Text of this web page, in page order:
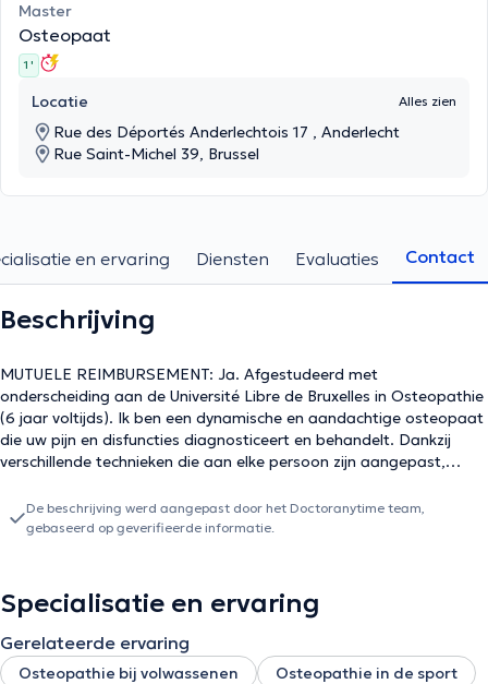
Master
Osteopaat
1 '
Locatie Alles zien
Rue des Déportés Anderlechtois 17 , Anderlecht
Rue Saint-Michel 39, Brussel
en ervaring Diensten Evaluaties Contact
Beschrijving
MUTUELE REIMBURSEMENT: Ja. Afgestudeerd met
onderscheiding aan de Université Libre de Bruxelles in Osteopathie
(6 jaar voltijds). Ik ben een dynamische en aandachtige osteopaat
die uw pijn en disfuncties diagnosticeert en behandelt. Dankzij
verschillende technieken die aan elke persoon zijn aangepast,
geheel verzorg. Elke sessie wordt afgesloten met een uitleg van de
sessie, antwoorden op al uw vragen en diverse adviezen (sport,
sporttraumatologie. Ik ben blij u te mogen verwelkomen in
Anderlecht, Etterbeek en Brussel Centrum. Tot ziens in overleg!
Aarzel niet om contact met mij op te nemen op 04 89 86 35 14
als u online geen geschikt slot vindt.
De beschrijving werd aangepast door het Doctoranytime team,
gebaseerd op geverifieerde informatie.
Specialisatie en ervaring
Gerelateerde ervaring
Osteopathie bij volwassenen
Osteopathie in de sport